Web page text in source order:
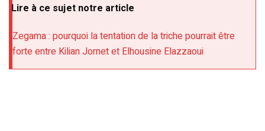
Lire à ce sujet notre article
Zegama : pourquoi la tentation de la triche pourrait être
forte entre Kilian Jornet et Elhousine Elazzaoui